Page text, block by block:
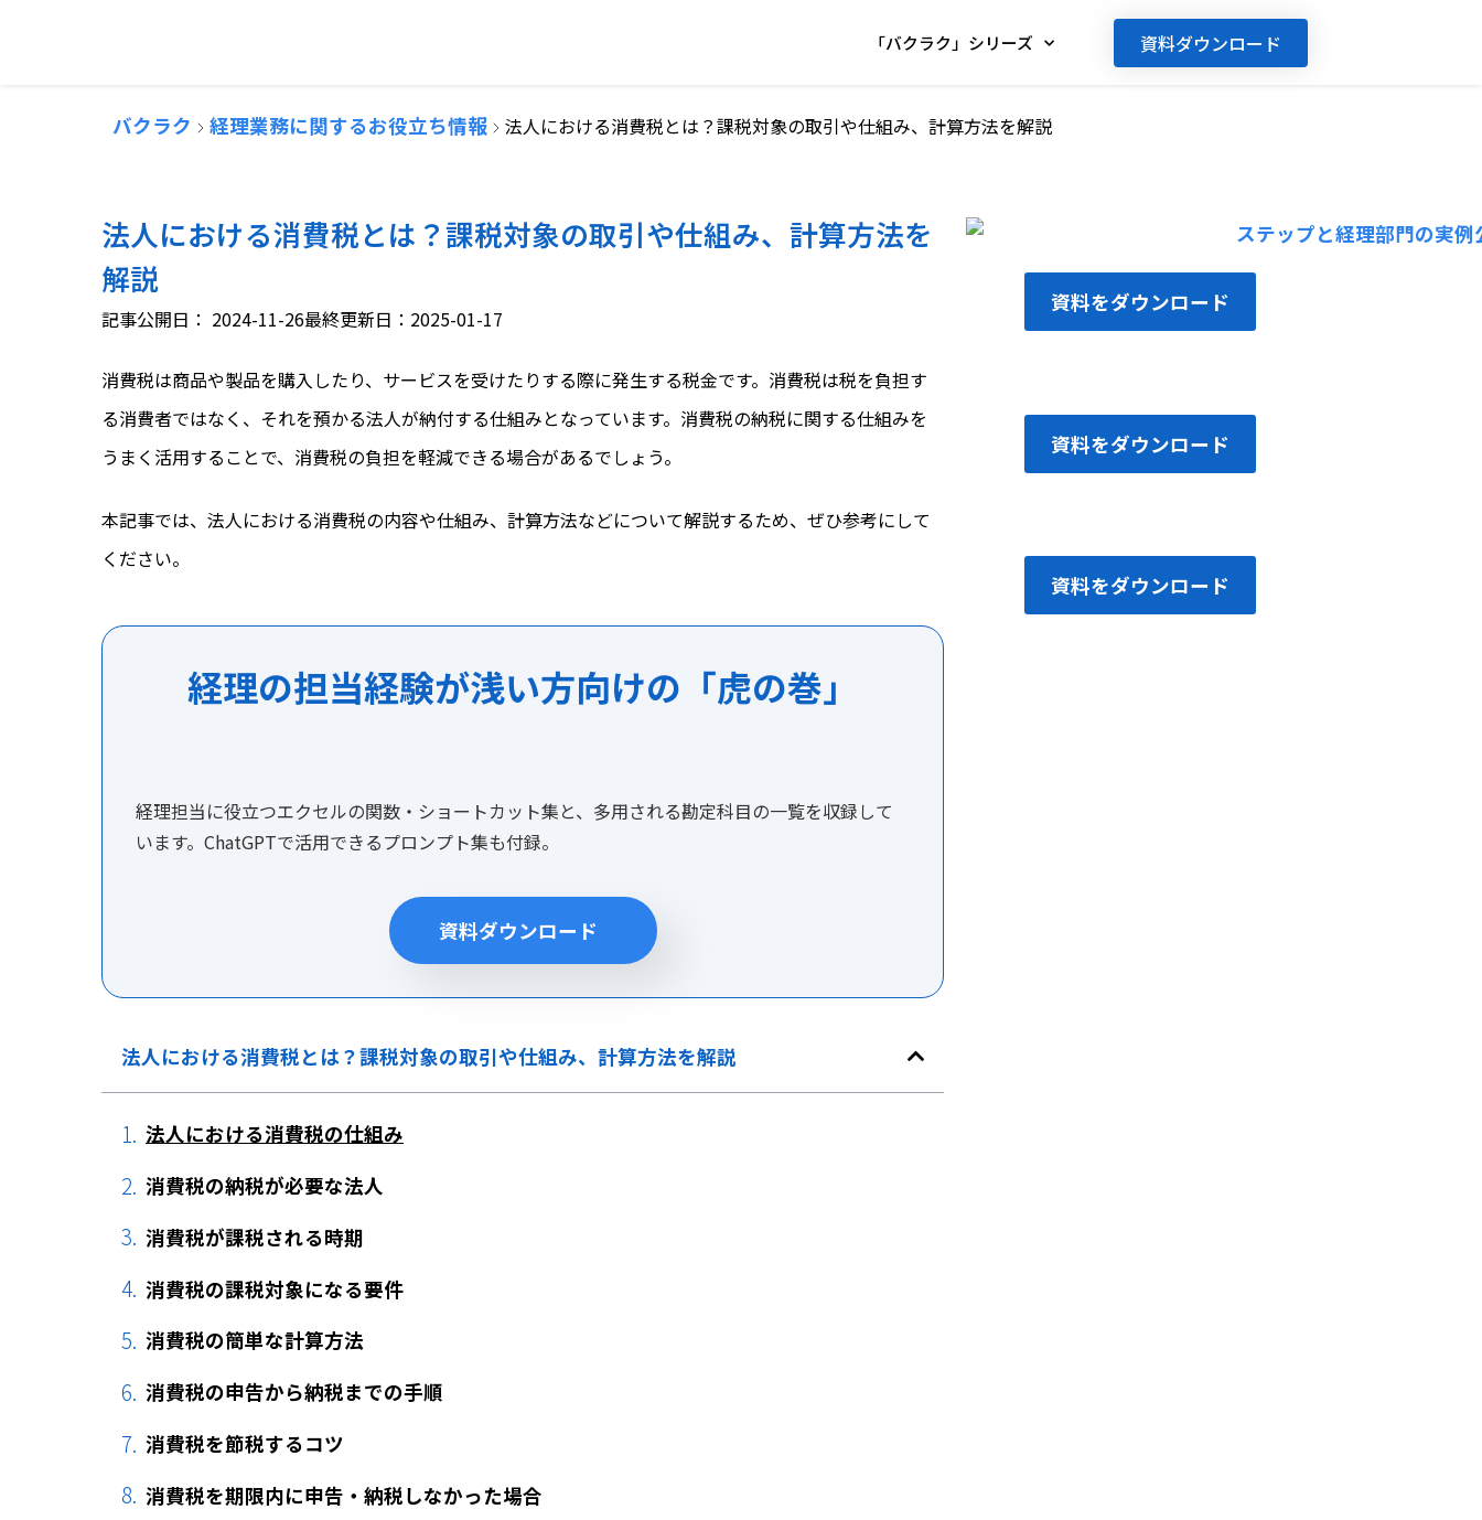
「バクラク」シリーズ 資料ダウンロード
バクラク 経理業務に関するお役立ち情報 法人における消費税とは？課税対象の取引や仕組み、計算方法を解説
法人における消費税とは？課税対象の取引や仕組み、計算方法を
解説
記事公開日： 2024-11-26最終更新日：2025-01-17
消費税は商品や製品を購入したり、サービスを受けたりする際に発生する税金です。消費税は税を負担す
る消費者ではなく、それを預かる法人が納付する仕組みとなっています。消費税の納税に関する仕組みを
うまく活用することで、消費税の負担を軽減できる場合があるでしょう。
本記事では、法人における消費税の内容や仕組み、計算方法などについて解説するため、ぜひ参考にして
ください。
経理の担当経験が浅い方向けの「虎の巻」
経理担当に役立つエクセルの関数・ショートカット集と、多用される勘定科目の一覧を収録して
います。ChatGPTで活用できるプロンプト集も付録。
資料ダウンロード
法人における消費税とは？課税対象の取引や仕組み、計算方法を解説
法人における消費税の仕組み
消費税の納税が必要な法人
消費税が課税される時期
消費税の課税対象になる要件
消費税の簡単な計算方法
消費税の申告から納税までの手順
消費税を節税するコツ
消費税を期限内に申告・納税しなかった場合
資料をダウンロード
資料をダウンロード
資料をダウンロード